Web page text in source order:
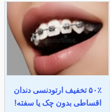
۵۰٪ تخفیف ارتودنسی دندان
اقساطی بدون چک یا سفته!